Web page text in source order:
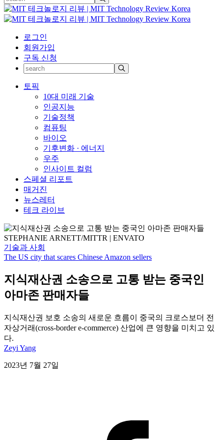
로그인
회원가입
구독 신청
토픽
10대 미래 기술
인공지능
기술정책
컴퓨팅
바이오
기후변화 · 에너지
우주
인사이트 컬럼
스페셜 리포트
매거진
뉴스레터
테크 라이브
STEPHANIE ARNETT/MITTR | ENVATO
기술과 사회
The US city that scares Chinese Amazon sellers
지식재산권 소송으로 고통 받는 중국인
아마존 판매자들
지식재산권 보호 소송의 새로운 흐름이 중국의 크로스보더 전
자상거래(cross-border e-commerce) 산업에 큰 영향을 미치고 있
다.
Zeyi Yang
2023년 7월 27일